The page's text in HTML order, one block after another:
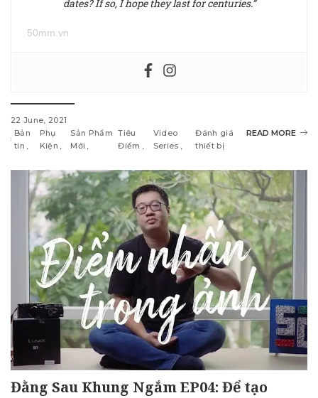
dates? If so, I hope they last for centuries.”
50mm.vn
22 June, 2021
Bản
tin
Phụ
Kiện
Sản Phẩm
Mới
Tiêu
Điểm
Video
Series
Đánh giá
thiết bị
READ MORE
Đằng Sau Khung Ngắm EP04: Để tạo